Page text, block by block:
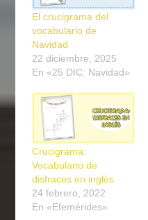
El crucigrama del
vocabulario de
Navidad
22 diciembre, 2025
En «25 DIC: Navidad»
Crucigrama:
Vocabulario de
disfraces en inglés
24 febrero, 2022
En «Efemérides»